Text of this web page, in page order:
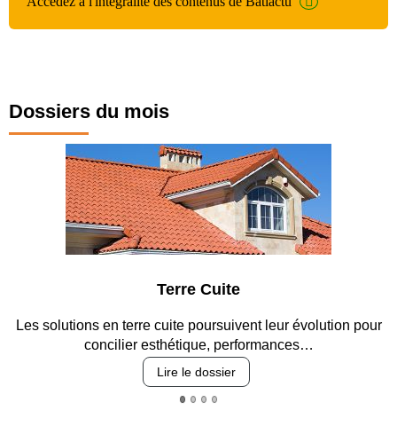
Dossiers du mois
terre cuite poursuivent leur évolution pour
esthétique, performances…
Entre